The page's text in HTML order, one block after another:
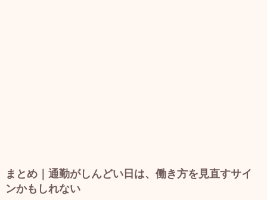
まとめ｜通勤がしんどい日は、働き方を見直すサイ
ンかもしれない